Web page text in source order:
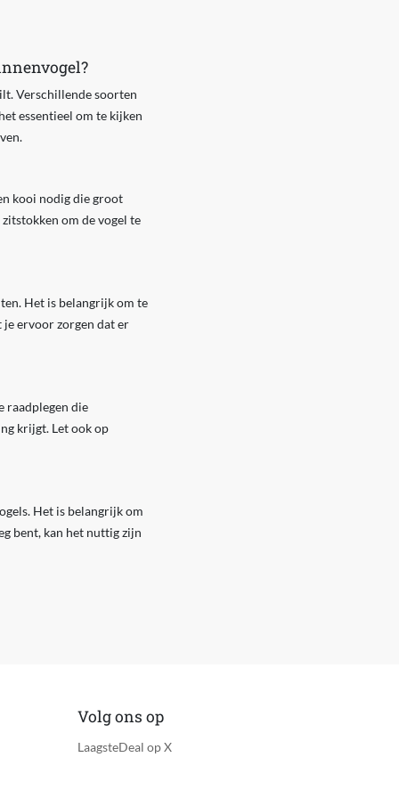
Verschillende soorten
essentieel om te kijken
kooi nodig die groot
om de vogel te
Het is belangrijk om te
ervoor zorgen dat er
raadplegen die
krijgt. Let ook op
Het is belangrijk om
bent, kan het nuttig zijn
Volg ons op
LaagsteDeal op X